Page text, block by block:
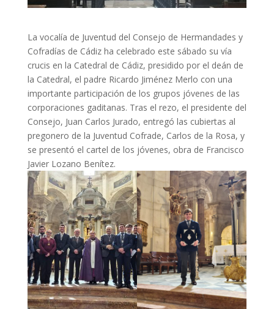
La vocalía de Juventud del Consejo de Hermandades y
Cofradías de Cádiz ha celebrado este sábado su vía
crucis en la Catedral de Cádiz, presidido por el deán de
la Catedral, el padre Ricardo Jiménez Merlo con una
importante participación de los grupos jóvenes de las
corporaciones gaditanas. Tras el rezo, el presidente del
Consejo, Juan Carlos Jurado, entregó las cubiertas al
pregonero de la Juventud Cofrade, Carlos de la Rosa, y
se presentó el cartel de los jóvenes, obra de Francisco
Javier Lozano Benítez.